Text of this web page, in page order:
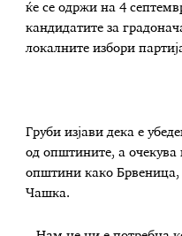
ќе се одржи на 4
кандидатите за
локалните избори
Груби изјави дека е
од општините, а очекува
општини како Брвеница,
Чашка.